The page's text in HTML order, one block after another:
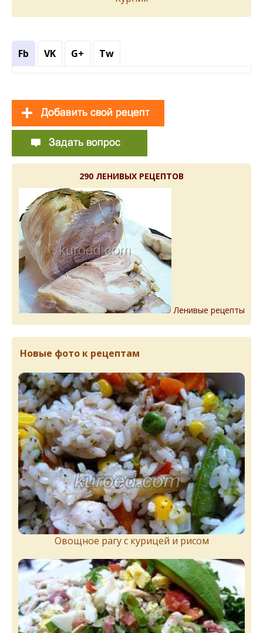
Fb VK G+ Tw
290 ЛЕНИВЫХ РЕЦЕПТОВ
Ленивые рецепты
Новые фото к рецептам
Овощное рагу с курицей и рисом